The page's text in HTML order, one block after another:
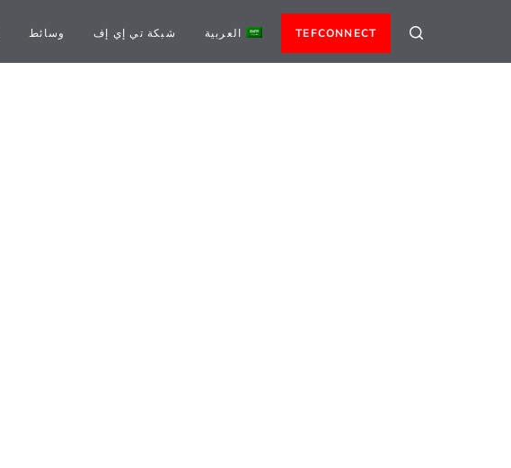
وسائط شبكة تي إي إف العربية TEFCONNECT